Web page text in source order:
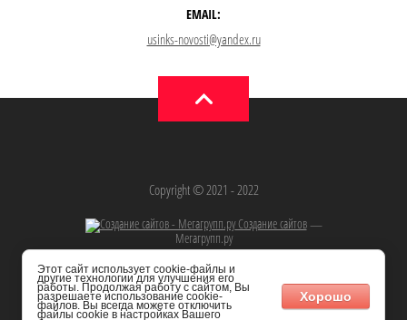
EMAIL:
usinks-novosti@yandex.ru
Copyright © 2021 - 2022
Создание сайтов—
Мегагрупп.ру
Этот сайт использует cookie-файлы и
другие технологии для улучшения его
работы. Продолжая работу с сайтом, Вы
разрешаете использование cookie-
файлов. Вы всегда можете отключить
файлы cookie в настройках Вашего
Хорошо